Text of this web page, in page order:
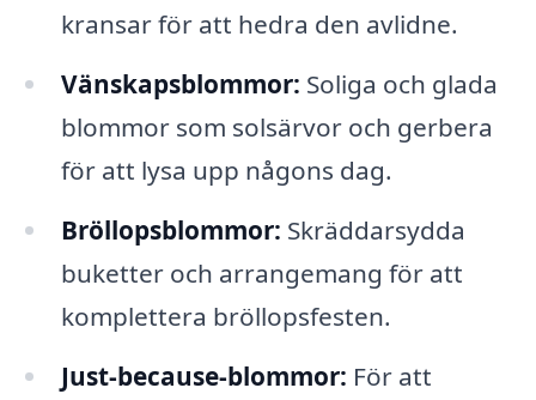
kransar för att hedra den avlidne.
Vänskapsblommor: Soliga och glada
blommor som solsärvor och gerbera
för att lysa upp någons dag.
Bröllopsblommor: Skräddarsydda
buketter och arrangemang för att
komplettera bröllopsfesten.
Just-because-blommor: För att